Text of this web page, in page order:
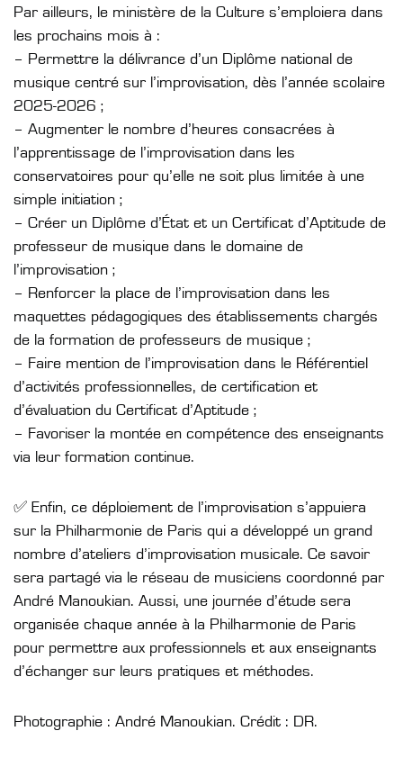
Par ailleurs, le ministère de la Culture s’emploiera dans
les prochains mois à :
– Permettre la délivrance d’un Diplôme national de
musique centré sur l’improvisation, dès l’année scolaire
2025-2026 ;
– Augmenter le nombre d’heures consacrées à
l’apprentissage de l’improvisation dans les
conservatoires pour qu’elle ne soit plus limitée à une
simple initiation ;
– Créer un Diplôme d’État et un Certificat d’Aptitude de
professeur de musique dans le domaine de
l’improvisation ;
– Renforcer la place de l’improvisation dans les
maquettes pédagogiques des établissements chargés
de la formation de professeurs de musique ;
– Faire mention de l’improvisation dans le Référentiel
d’activités professionnelles, de certification et
d’évaluation du Certificat d’Aptitude ;
– Favoriser la montée en compétence des enseignants
via leur formation continue.
✅ Enfin, ce déploiement de l’improvisation s’appuiera
sur la Philharmonie de Paris qui a développé un grand
nombre d’ateliers d’improvisation musicale. Ce savoir
sera partagé via le réseau de musiciens coordonné par
André Manoukian. Aussi, une journée d’étude sera
organisée chaque année à la Philharmonie de Paris
pour permettre aux professionnels et aux enseignants
d’échanger sur leurs pratiques et méthodes.
Photographie : André Manoukian. Crédit : DR.